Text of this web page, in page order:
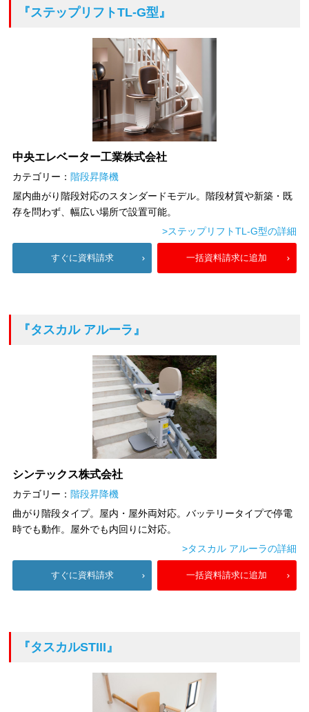
『ステップリフトTL-G型』
中央エレベーター工業株式会社
カテゴリー： 階段昇降機
屋内曲がり階段対応のスタンダードモデル。階段材質や新築・既
存を問わず、幅広い場所で設置可能。
>ステップリフトTL-G型の詳細
すぐに資料請求 一括資料請求に追加
『タスカル アルーラ』
シンテックス株式会社
カテゴリー： 階段昇降機
曲がり階段タイプ。屋内・屋外両対応。バッテリータイプで停電
時でも動作。屋外でも内回りに対応。
>タスカル アルーラの詳細
すぐに資料請求 一括資料請求に追加
『タスカルSTIII』